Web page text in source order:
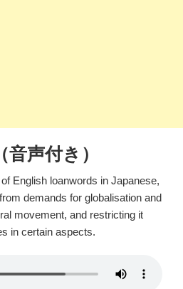
声付き）
English loanwords in Japanese,
demands for globalisation and
movement, and restricting it
in certain aspects.